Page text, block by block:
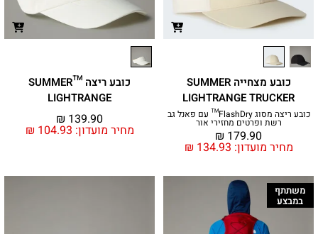
כובע מצחייה SUMMER
LIGHTRANGE TRUCKER
כובע ריצה מסוג FlashDry™ עם פאנל גב
רשת ופרטים מחזירי אור
מחיר מועדון: ₪ 134.93
₪ 179.90
כובע ריצה ™SUMMER
LIGHTRANGE
מחיר מועדון: ₪ 104.93
₪ 139.90
משתתף
במבצע